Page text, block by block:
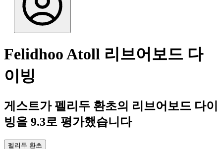
Felidhoo Atoll 리브어보드 다
이빙
게스트가 펠리두 환초의 리브어보드 다이
빙을 9.3로 평가했습니다
펠리두 환초